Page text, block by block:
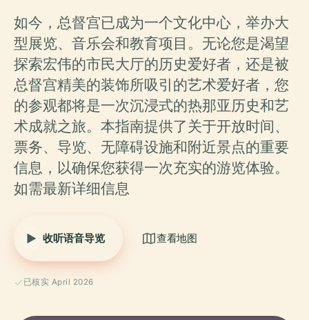
如今，总督宫已成为一个文化中心，举办大
型展览、音乐会和教育项目。无论您是渴望
探索宏伟的市民大厅的历史爱好者，还是被
总督宫精美的装饰所吸引的艺术爱好者，您
的参观都将是一次沉浸式的热那亚历史和艺
术成就之旅。本指南提供了关于开放时间、
票务、导览、无障碍设施和附近景点的重要
信息，以确保您获得一次充实的游览体验。
如需最新详细信息
收听语音导览 查看地图
已核实 April 2026